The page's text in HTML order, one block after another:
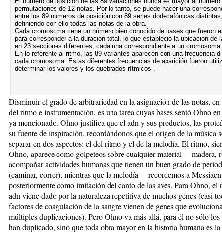
permutaciones de 12 notas. Por lo tanto, se puede hacer una
entre los 89 números de posición con 89 series dodecafónicas distintas,
definiendo con ello todas las notas de la obra.
Cada cromosoma tiene un número bien conocido de bases que fueron
para corresponder a la duración total, lo que estableció la ubicación de
en 23 secciones diferentes, cada una correspondiente a un cromosoma.
En lo referente al ritmo, las 89 variantes aparecen con una frecuencia
cada cromosoma. Estas diferentes frecuencias de aparición fueron
determinar los valores y los quebrados rítmicos”.
Disminuir el grado de arbitrariedad en la asignación de las notas,
del ritmo e instrumentación, es una tarea cuyas bases sentó Ohno
ya mencionado. Ohno justifica que el adn y sus productos, las
su fuente de inspiración, recordándonos que el origen de la música
separar en dos aspectos: el del ritmo y el de la melodía. El ritmo,
Ohno, aparece como golpeteos sobre cualquier material —madera,
acompañar actividades humanas que tienen un buen grado de
(caminar, correr), mientras que la melodía —recordemos a
posteriormente como imitación del canto de las aves. Para Ohno, el
adn viene dado por la naturaleza repetitiva de muchos genes (casi
factores de coagulación de la sangre vienen de genes que
múltiples duplicaciones). Pero Ohno va más allá, para él no sólo los
han duplicado, sino que toda obra mayor en la historia humana es